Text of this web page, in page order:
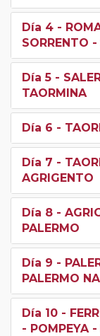
Día 4 -
SORRENTO
Día 5 -
TAORMINA
Día 6 -
Día 7 -
AGRIGENTO
Día 8 -
PALERMO
Día 9 -
PALERMO
Día 10 -
- POMPEYA